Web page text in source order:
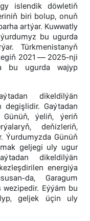
islendik döwletiň
biri bolup, onuň
artýar. Kuwwatly
bu ugurda
Türkmenistanyň
2021 — 2025-nji
bu ugurda wajyp
dikeldilýän
degişlidir. Gaýtadan
Günüň, ýeliň, ýeriň
deňizleriň,
Ýurdumyzda Günüň
geljegi uly ugur
dikeldilýän
energiýa
da, Garagum
Eýýäm bu
geljek üçin uly